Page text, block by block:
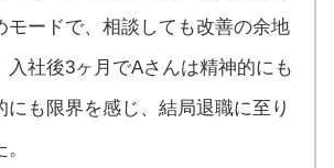
モードで、相談しても改善の余地
入社後3ヶ月でAさんは精神的にも
にも限界を感じ、結局退職に至り